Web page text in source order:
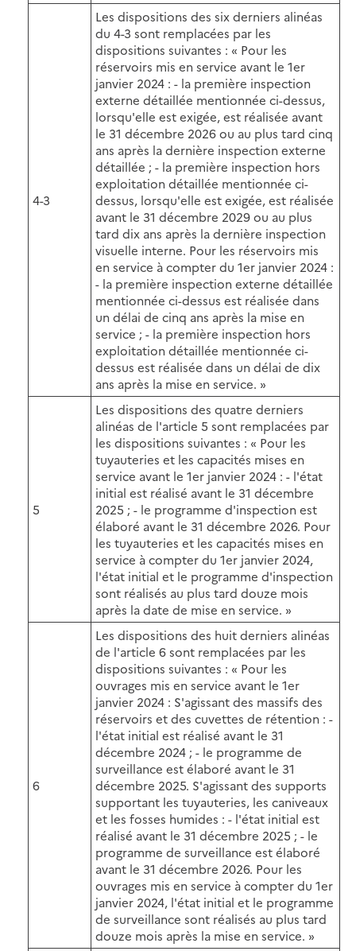
4-3
Les dispositions des six derniers alinéas
du 4-3 sont remplacées par les
dispositions suivantes : « Pour les
réservoirs mis en service avant le 1er
janvier 2024 : - la première inspection
externe détaillée mentionnée ci-dessus,
lorsqu'elle est exigée, est réalisée avant
le 31 décembre 2026 ou au plus tard cinq
ans après la dernière inspection externe
détaillée ; - la première inspection hors
exploitation détaillée mentionnée ci-
dessus, lorsqu'elle est exigée, est réalisée
avant le 31 décembre 2029 ou au plus
tard dix ans après la dernière inspection
visuelle interne. Pour les réservoirs mis
en service à compter du 1er janvier 2024 :
- la première inspection externe détaillée
mentionnée ci-dessus est réalisée dans
un délai de cinq ans après la mise en
service ; - la première inspection hors
exploitation détaillée mentionnée ci-
dessus est réalisée dans un délai de dix
ans après la mise en service. »
5
Les dispositions des quatre derniers
alinéas de l'article 5 sont remplacées par
les dispositions suivantes : « Pour les
tuyauteries et les capacités mises en
service avant le 1er janvier 2024 : - l'état
initial est réalisé avant le 31 décembre
2025 ; - le programme d'inspection est
élaboré avant le 31 décembre 2026. Pour
les tuyauteries et les capacités mises en
service à compter du 1er janvier 2024,
l'état initial et le programme d'inspection
sont réalisés au plus tard douze mois
après la date de mise en service. »
6
Les dispositions des huit derniers alinéas
de l'article 6 sont remplacées par les
dispositions suivantes : « Pour les
ouvrages mis en service avant le 1er
janvier 2024 : S'agissant des massifs des
réservoirs et des cuvettes de rétention : -
l'état initial est réalisé avant le 31
décembre 2024 ; - le programme de
surveillance est élaboré avant le 31
décembre 2025. S'agissant des supports
supportant les tuyauteries, les caniveaux
et les fosses humides : - l'état initial est
réalisé avant le 31 décembre 2025 ; - le
programme de surveillance est élaboré
avant le 31 décembre 2026. Pour les
ouvrages mis en service à compter du 1er
janvier 2024, l'état initial et le programme
de surveillance sont réalisés au plus tard
douze mois après la mise en service. »